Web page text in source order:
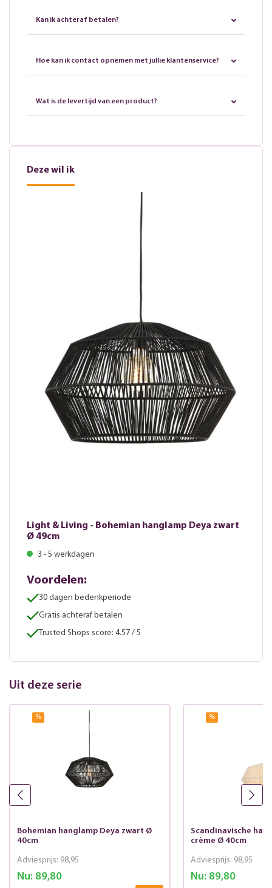
Kan ik achteraf betalen?
Hoe kan ik contact opnemen met jullie klantenservice?
Wat is de levertijd van een product?
Deze wil ik
Light & Living - Bohemian hanglamp Deya zwart
Ø 49cm
3 - 5 werkdagen
Voordelen:
30 dagen bedenkperiode
Gratis achteraf betalen
Trusted Shops score: 4.57 / 5
Uit deze serie
%
Bohemian hanglamp Deya zwart Ø
40cm
Nu:89,80
Adviesprijs: 98,95
%
Scandinavische
crème Ø 40cm
Nu:89,80
Adviesprijs: 98,95